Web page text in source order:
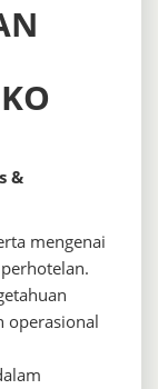
&
mengenai
operasional